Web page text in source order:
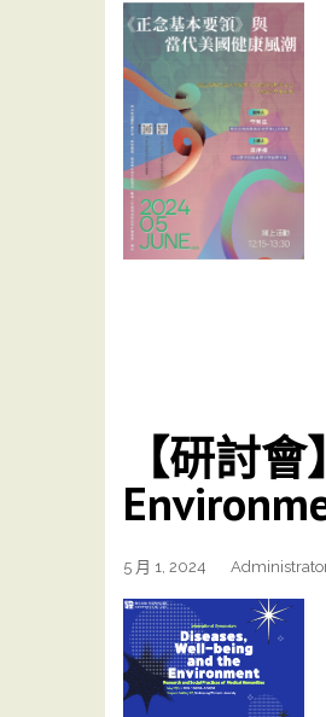
【研討
5 月 1, 2024